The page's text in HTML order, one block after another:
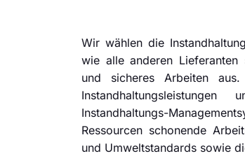
Wir wählen die
wie alle anderen
und sicheres Arbeiten
Instandhaltungs-
Ressourcen schonende
und Umweltstandards sowie